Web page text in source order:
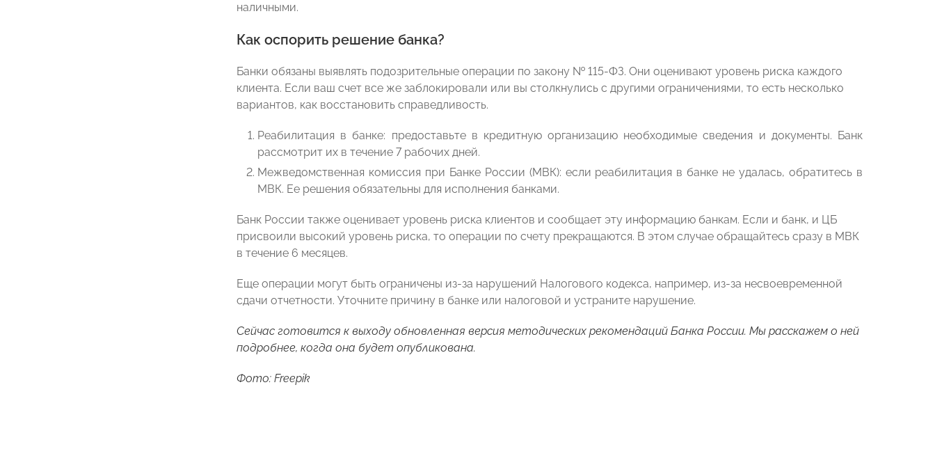
наличными.
Как оспорить решение банка?
Банки обязаны выявлять подозрительные операции по закону № 115-ФЗ. Они оценивают уровень риска каждого
клиента. Если ваш счет все же заблокировали или вы столкнулись с другими ограничениями, то есть несколько
вариантов, как восстановить справедливость.
Реабилитация в банке: предоставьте в кредитную организацию необходимые сведения и документы. Банк
рассмотрит их в течение 7 рабочих дней.
Межведомственная комиссия при Банке России (МВК): если реабилитация в банке не удалась, обратитесь в
МВК. Ее решения обязательны для исполнения банками.
Банк России также оценивает уровень риска клиентов и сообщает эту информацию банкам. Если и банк, и ЦБ
присвоили высокий уровень риска, то операции по счету прекращаются. В этом случае обращайтесь сразу в МВК
в течение 6 месяцев.
Еще операции могут быть ограничены из-за нарушений Налогового кодекса, например, из-за несвоевременной
сдачи отчетности. Уточните причину в банке или налоговой и устраните нарушение.
Сейчас готовится к выходу обновленная версия методических рекомендаций Банка России. Мы расскажем о ней
подробнее, когда она будет опубликована.
Фото: Freepik